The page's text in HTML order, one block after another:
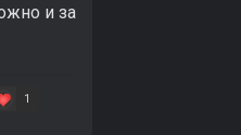
и за
1